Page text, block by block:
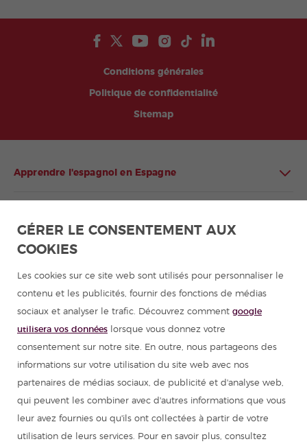
Conditions générales
Politique de confidentialité
Sitemap
Apprendre l'espagnol en Espagne
Programmes d'espagnol pour groupes
Cours d'espagnol
Colonies de vacances en Espagne
Ressources pour apprendre l'espagnol
Partenaires
Guide de voyage pour l'Espagne
GÉRER LE CONSENTEMENT AUX
COOKIES
Les cookies sur ce site web sont utilisés pour personnaliser le
contenu et les publicités, fournir des fonctions de médias
sociaux et analyser le trafic. Découvrez comment google
utilisera vos données lorsque vous donnez votre
consentement sur notre site. En outre, nous partageons des
informations sur votre utilisation du site web avec nos
partenaires de médias sociaux, de publicité et d'analyse web,
qui peuvent les combiner avec d'autres informations que vous
leur avez fournies ou qu'ils ont collectées à partir de votre
utilisation de leurs services. Pour en savoir plus, consultez